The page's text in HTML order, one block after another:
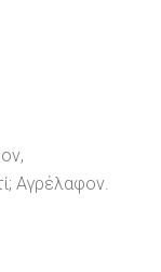
Αγρέλαφον.